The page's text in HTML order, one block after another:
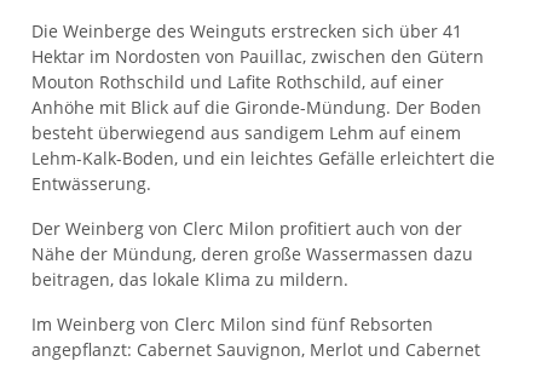
Die Weinberge des Weinguts erstrecken sich über 41
Hektar im Nordosten von Pauillac, zwischen den Gütern
Mouton Rothschild und Lafite Rothschild, auf einer
Anhöhe mit Blick auf die Gironde-Mündung. Der Boden
besteht überwiegend aus sandigem Lehm auf einem
Lehm-Kalk-Boden, und ein leichtes Gefälle erleichtert die
Entwässerung.
Der Weinberg von Clerc Milon profitiert auch von der
Nähe der Mündung, deren große Wassermassen dazu
beitragen, das lokale Klima zu mildern.
Im Weinberg von Clerc Milon sind fünf Rebsorten
angepflanzt: Cabernet Sauvignon, Merlot und Cabernet